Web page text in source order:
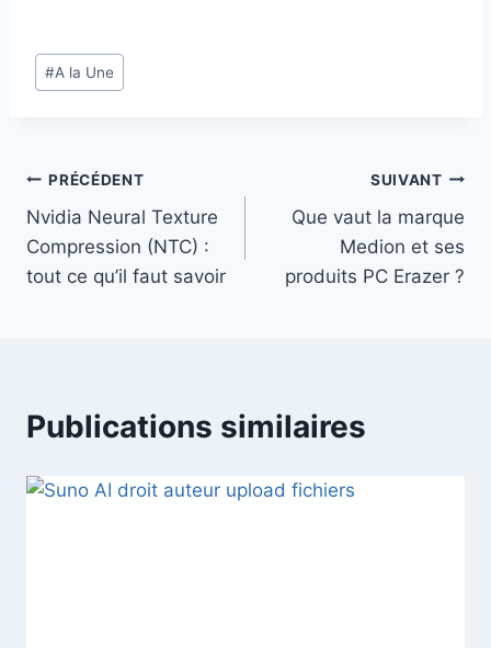
Étiquettes
de
#A la Une
Navigation
de
l’article
PRÉCÉDENT
Nvidia Neural Texture
Compression (NTC) :
tout ce qu’il faut savoir
SUIVANT
Que vaut la marque
Medion et ses
produits PC Erazer ?
Publications similaires